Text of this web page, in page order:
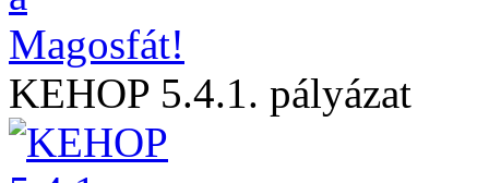
KEHOP 5.4.1. pályázat